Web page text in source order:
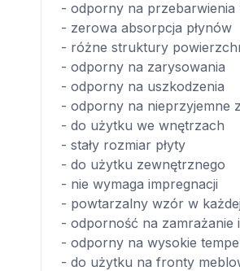
- odporny na przebarwienia
- zerowa absorpcja płynów
- różne struktury
- odporny na zarysowania
- odporny na uszkodzenia
- odporny na nieprzyjemne
- do użytku we wnętrzach
- stały rozmiar płyty
- do użytku zewnętrznego
- nie wymaga impregnacji
- powtarzalny wzór w każdej
- odporność na zamrażanie
- odporny na wysokie
- do użytku na fronty